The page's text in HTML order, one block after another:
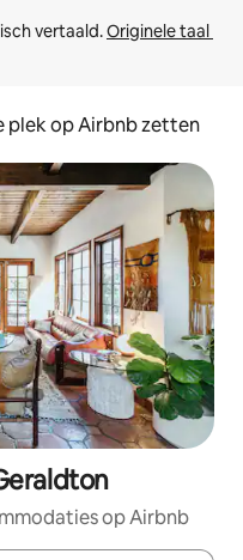
vertaald. Originele taal
plek op Airbnb zetten
op Airbnb